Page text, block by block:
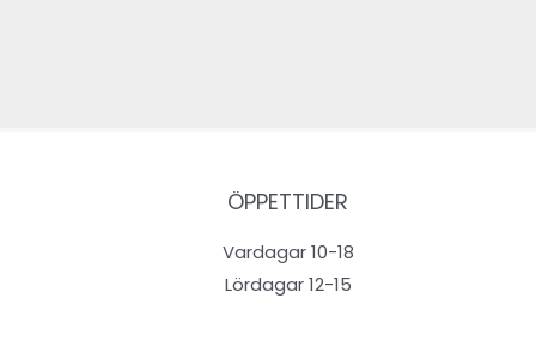
ÖPPETTIDER
Vardagar 10-18
Lördagar 12-15